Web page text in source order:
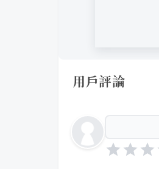
用戶評論